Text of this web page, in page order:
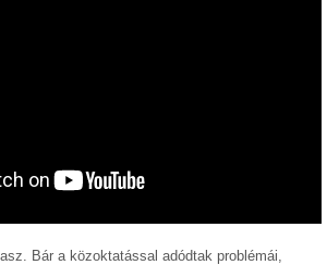
Bár a közoktatással adódtak problémái,